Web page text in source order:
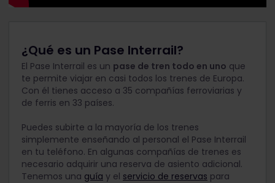
¿Qué es un Pase Interrail?
El Pase Interrail es un pase de tren todo en uno que
te permite viajar en casi todos los trenes de Europa.
Con él tienes acceso a 35 compañías ferroviarias y
de ferris en 33 países.
Puedes subirte a la mayoría de los trenes
simplemente enseñando al personal el Pase Interrail
en tu teléfono. En algunas compañías de trenes es
necesario adquirir una reserva de asiento adicional.
Tenemos una guía y el servicio de reservas para